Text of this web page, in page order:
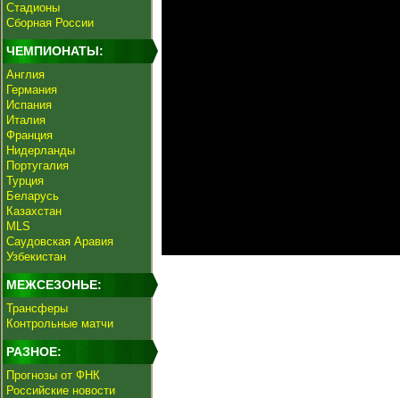
Стадионы
Сборная России
ЧЕМПИОНАТЫ:
Англия
Германия
Испания
Италия
Франция
Нидерланды
Португалия
Турция
Беларусь
Казахстан
MLS
Саудовская Аравия
Узбекистан
МЕЖСЕЗОНЬЕ:
Трансферы
Контрольные матчи
РАЗНОЕ:
Прогнозы от ФНК
Российские новости